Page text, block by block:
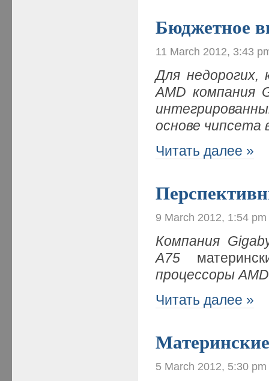
Бюджетное
11 March 2012, 3:43
Для недорогих,
AMD компания
основе чипсета
Читать далее »
9 March 2012, 1:54 pm
Компания
A75
процессорыAMD
Читать далее »
5 March 2012, 5:30 pm